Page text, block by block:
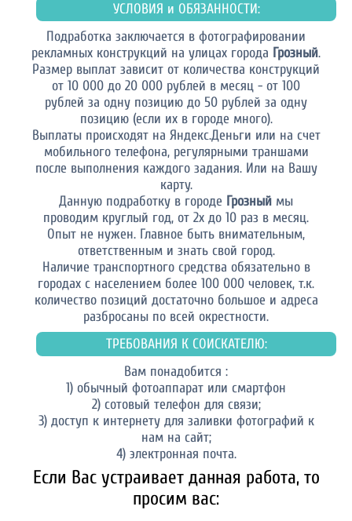
УСЛОВИЯ и ОБЯЗАННОСТИ:
Подработка заключается в фотографировании
рекламных конструкций на улицах города Грозный.
Размер выплат зависит от количества конструкций
от 10 000 до 20 000 рублей в месяц - от 100
рублей за одну позицию до 50 рублей за одну
позицию (если их в городе много).
Выплаты происходят на Яндекс.Деньги или на счет
мобильного телефона, регулярными траншами
после выполнения каждого задания. Или на Вашу
карту.
Данную подработку в городе Грозный мы
проводим круглый год, от 2х до 10 раз в месяц.
Опыт не нужен. Главное быть внимательным,
ответственным и знать свой город.
Наличие транспортного средства обязательно в
городах с населением более 100 000 человек, т.к.
количество позиций достаточно большое и адреса
разбросаны по всей окрестности.
ТРЕБОВАНИЯ К СОИСКАТЕЛЮ:
Вам понадобится :
1) обычный фотоаппарат или смартфон
2) сотовый телефон для связи;
3) доступ к интернету для заливки фотографий к
нам на сайт;
4) электронная почта.
Если Вас устраивает данная работа, то
просим вас: